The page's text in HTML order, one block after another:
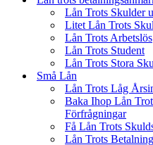
Lån Trots Skulder
Litet Lån Trots
Lån Trots Arbetslös
Lån Trots Student
Lån Trots Stora
Små Lån
Lån Trots Låg
Baka Ihop Lån
Förfrågningar
Få Lån Trots
Lån Trots